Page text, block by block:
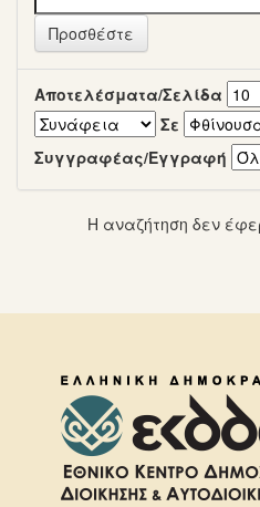
Αποτελέσματα/Σελίδα
Σε
Συγγραφέας/Εγγραφή
Η αναζήτηση δεν